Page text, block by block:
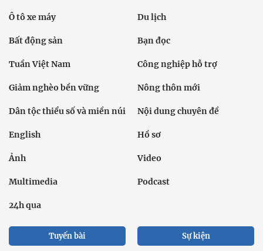
Ô tô xe máy Du lịch
Bất động sản Bạn đọc
Tuần Việt Nam Công nghiệp hỗ trợ
Giảm nghèo bền vững Nông thôn mới
Dân tộc thiểu số và miền núi Nội dung chuyên đề
English Hồ sơ
Ảnh Video
Multimedia Podcast
24h qua
Tuyến bài Sự kiện